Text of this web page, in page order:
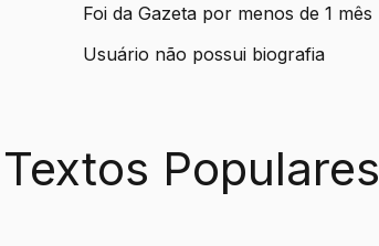
Foi da Gazeta por menos de 1 mês
Usuário não possui biografia
Textos Populares